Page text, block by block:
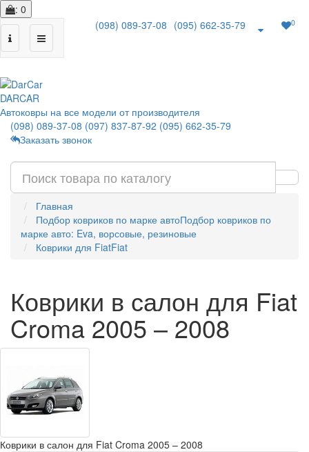
: 0
(098) 089-37-08 (095) 662-35-79 0
DARCAR
Автоковры на все модели от производителя
(098) 089-37-08 (097) 837-87-92 (095) 662-35-79
Заказать звонок
Главная
Подбор ковриков по марке автоПодбор ковриков по
марке авто: Eva, ворсовые, резиновые
Коврики для FiatFiat
Коврики в салон для Fiat
Croma 2005 – 2008
Коврики в салон для Fiat Croma 2005 – 2008